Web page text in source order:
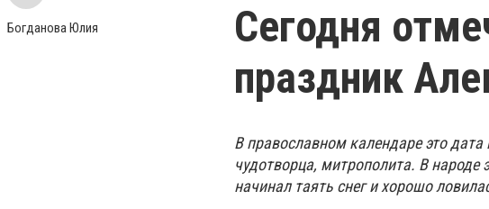
Богданова Юлия
Сегодня
праздник
В православном календаре это
чудотворца, митрополита. В народе
начинал таять снег и хорошо